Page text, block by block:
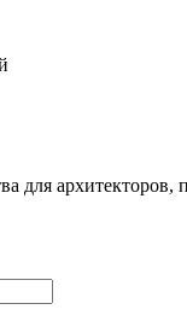
для архитекторов,